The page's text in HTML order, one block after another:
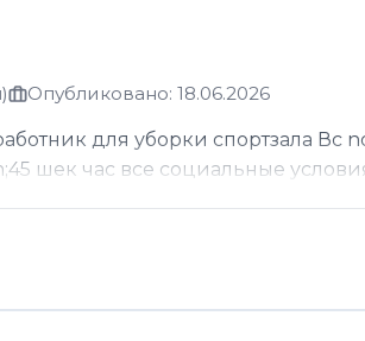
Опубликовано: 18.06.2026
для уборки спортзала Вс
шек час все социальные